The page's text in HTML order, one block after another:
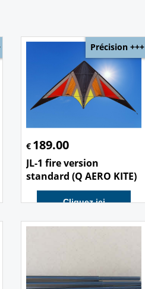
Précision +++
€ 189.00
JL-1 fire version
standard (Q AERO KITE)
Cliquez ici